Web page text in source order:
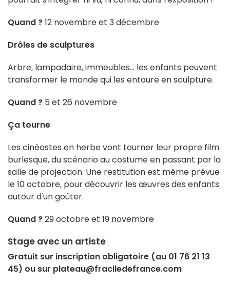
Quand ?12 novembre et 3 décembre
Drôles de sculptures
Arbre, lampadaire, immeubles... les enfants peuvent
transformer le monde qui les entoure en sculpture.
Quand ? 5 et 26 novembre
Ça tourne
Les cinéastes en herbe vont tourner leur propre film
burlesque, du scénario au costume en passant par la
salle de projection. Une restitution est même prévue
le 10 octobre, pour découvrir les œuvres des enfants
autour d'un goûter.
Quand ?29 octobre et 19 novembre
Stage avec un artiste
Gratuit sur inscription obligatoire (au 01 76 21 13
45) ou sur plateau@fraciledefrance.com